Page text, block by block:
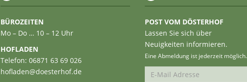
BÜROZEITEN
Mo – Do … 10 – 12 Uhr
HOFLADEN
Telefon: 06871 63 69 026
hofladen@doesterhof.de
POST VOM DÖSTERHOF
Lassen Sie sich über
Neuigkeiten informieren.
Eine Abmeldung ist jederzeit möglich.